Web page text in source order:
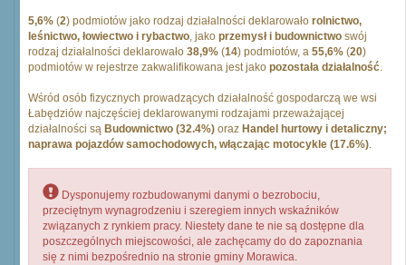
5,6% (2) podmiotów jako rodzaj działalności deklarowało rolnictwo,
leśnictwo, łowiectwo i rybactwo, jako przemysł i budownictwo swój
rodzaj działalności deklarowało 38,9% (14) podmiotów, a 55,6% (20)
podmiotów w rejestrze zakwalifikowana jest jako pozostała działalność.
Wśród osób fizycznych prowadzących działalność gospodarczą we wsi
Łabędziów najczęściej deklarowanymi rodzajami przeważającej
działalności są Budownictwo (32.4%) oraz Handel hurtowy i detaliczny;
naprawa pojazdów samochodowych, włączając motocykle (17.6%).
Dysponujemy rozbudowanymi danymi o bezrobociu,
przeciętnym wynagrodzeniu i szeregiem innych wskaźników
związanych z rynkiem pracy. Niestety dane te nie są dostępne dla
poszczególnych miejscowości, ale zachęcamy do do zapoznania
się z nimi bezpośrednio na stronie gminy Morawica.